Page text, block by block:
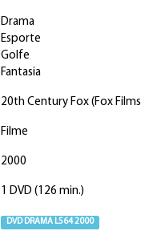
Drama
Esporte
Golfe
Fantasia
20th Century Fox (Fox
Filme
2000
1 DVD (126 min.)
DVD DRAMA L564 2000